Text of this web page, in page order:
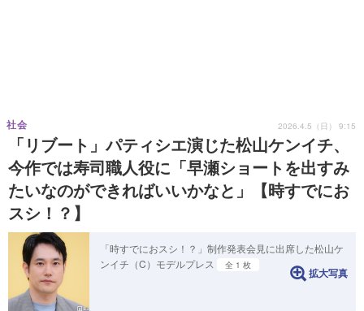
「リブート」パティシエ演じた松山ケンイチ、
今作では寿司職人役に「早瀬ショートを出すみ
たいなのができればいいかなと」【時すでにお
スシ！？】
社会 2026.4.5（日） 9:15
「時すでにおスシ！？」制作発表会見に出席した松山ケ
ンイチ（C）モデルプレス
全 1 枚
拡大写真